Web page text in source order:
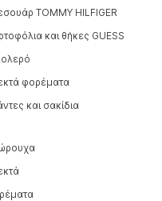
TOMMY HILFIGER
και θήκες GUESS
φορέματα
και σακίδια